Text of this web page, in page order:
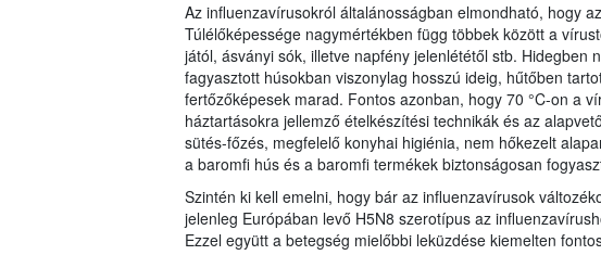
Az influenzavírusokról általánosságban elmondható, hogy
Túlélőképessége nagymértékben függ többek között a
jától, ásványi sók, illetve napfény jelenlététől stb. Hidegben
fagyasztott húsokban viszonylag hosszú ideig, hűtőben
fertőzőképesek marad. Fontos azonban, hogy 70 °C-on a
háztartásokra jellemző ételkészítési technikák és az
sütés-főzés, megfelelő konyhai higiénia, nem hőkezelt
a baromfi hús és a baromfi termékek biztonságosan
Szintén ki kell emelni, hogy bár az influenzavírusok
jelenleg Európában levő H5N8 szerotípus az
Ezzel együtt a betegség mielőbbi leküzdése kiemelten